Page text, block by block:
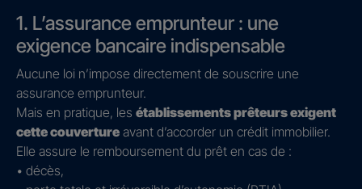
1. L’assurance emprunteur : une
exigence bancaire indispensable
Aucune loi n’impose directement de souscrire une
assurance emprunteur.
Mais en pratique, les établissements prêteurs exigent
cette couverture avant d’accorder un crédit immobilier.
Elle assure le remboursement du prêt en cas de :
• décès,